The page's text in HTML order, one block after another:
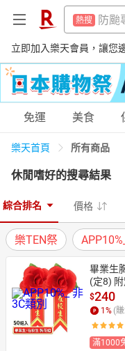
熱搜 防颱
熱搜 賺點
熱搜 床架
熱搜 電子
抽
熱搜 熱門
立即加入樂天會員，讓您
熱搜 賺點
床架
熱搜 電子
熱搜 平板
熱搜 吹風
熱搜 微波爐
熱搜 抽
熱搜 熱門
購物網分類
居家生活 3C
女裝 男裝
免運 美食
樂天首頁 所有商品
休閒嗜好的搜尋結果
綜合排名 價格
樂TEN祭
畢業生
(定8)
額下單
$240
1 % (賺
滿1000